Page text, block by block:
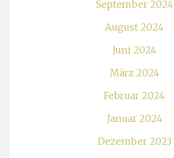
September 2024
August 2024
Juni 2024
März 2024
Februar 2024
Januar 2024
Dezember 2023